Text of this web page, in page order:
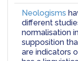
Neologisms
different
normalisation
supposition
are indicators